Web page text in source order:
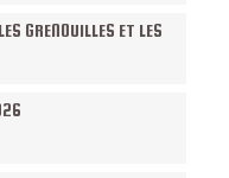
GRENOUILLES ET LES